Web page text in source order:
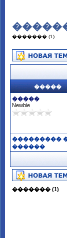
������� (1)
�����
�����
Newbie
���������
������
������� (1)